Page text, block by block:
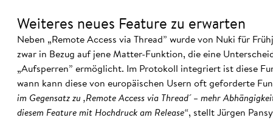
Weiteres neues Feature zu erwarten
Neben „Remote Access via Thread” wurde von Nuki für
zwar in Bezug auf jene Matter-Funktion, die eine
„Aufsperren” ermöglicht. Im Protokoll integriert ist diese
wann kann diese von europäischen Usern oft geforderte
im Gegensatz zu ,Remote Access via Thread´ – mehr
diesem Feature mit Hochdruck am Release“, stellt Jürgen